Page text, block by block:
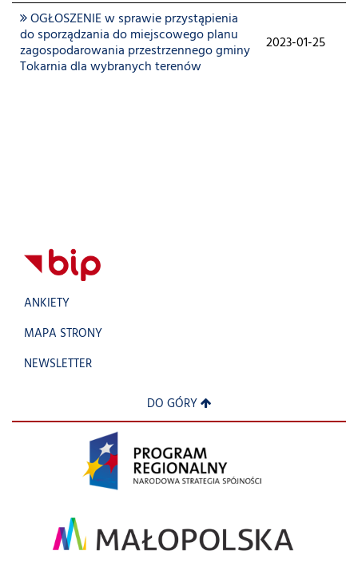
OGŁOSZENIE w sprawie przystąpienia
do sporządzania do miejscowego planu
zagospodarowania przestrzennego gminy
Tokarnia dla wybranych terenów
2023-01-25
ANKIETY
MAPA STRONY
NEWSLETTER
DO GÓRY